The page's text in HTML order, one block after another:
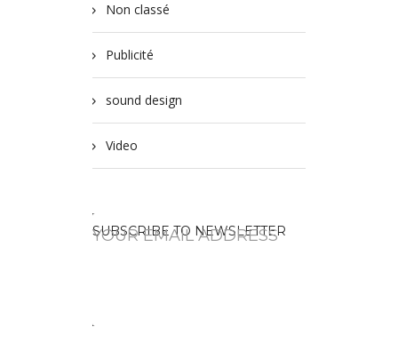
Non classé
Publicité
sound design
Video
SUBSCRIBE TO NEWSLETTER